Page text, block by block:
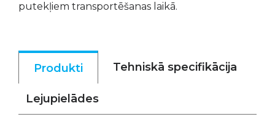
putekļiem transportēšanas laikā.
Produkti Tehniskā specifikācija
Lejupielādes